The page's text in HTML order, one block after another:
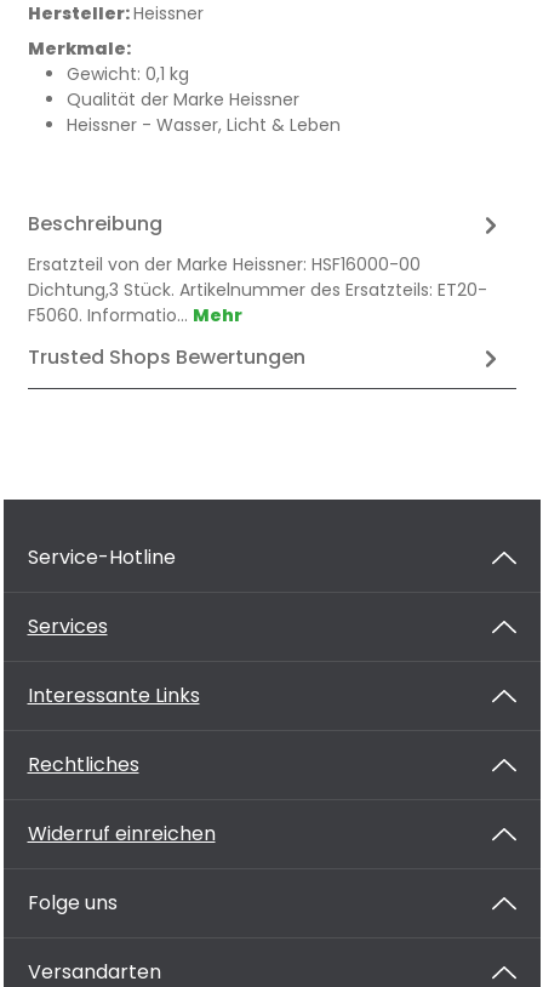
Hersteller:Heissner
Merkmale:
Gewicht: 0,1 kg
Qualität der Marke Heissner
Heissner - Wasser, Licht & Leben
Beschreibung
Ersatzteil von der Marke Heissner: HSF16000-00
Dichtung,3 Stück. Artikelnummer des Ersatzteils: ET20-
F5060. Informatio… Mehr
Trusted Shops Bewertungen
Service-Hotline
Services
Interessante Links
Rechtliches
Widerruf einreichen
Folge uns
Versandarten